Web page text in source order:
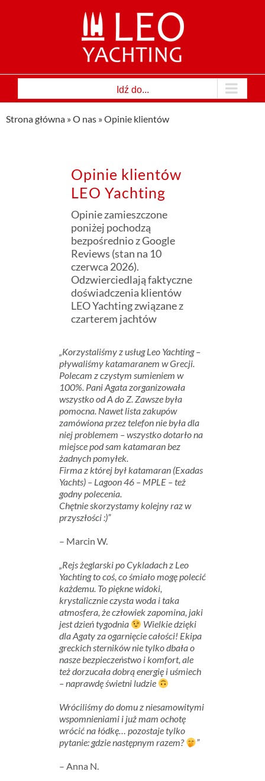
Idź do...
Strona główna »O nas »Opinie klientów
Opinie klientów
LEO Yachting
Opinie zamieszczone
poniżej pochodzą
bezpośrednio z Google
Reviews (stan na 10
czerwca 2026).
Odzwierciedlają faktyczne
doświadczenia klientów
LEO Yachting związane z
czarterem jachtów
„Korzystaliśmy z usług Leo Yachting –
pływaliśmy katamaranem w Grecji.
Polecam z czystym sumieniem w
100%. Pani Agata zorganizowała
wszystko od A do Z. Zawsze była
pomocna. Nawet lista zakupów
zamówiona przez telefon nie była dla
niej problemem – wszystko dotarło na
miejsce pod sam katamaran bez
żadnych pomyłek.
Firma z której był katamaran (Exadas
Yachts) – Lagoon 46 – MPLE – też
godny polecenia.
Chętnie skorzystamy kolejny raz w
przyszłości :)”
– Marcin W.
„Rejs żeglarski po Cykladach z Leo
Yachting to coś, co śmiało mogę polecić
każdemu. To piękne widoki,
krystalicznie czysta woda i taka
atmosfera, że człowiek zapomina, jaki
jest dzień tygodnia
Wielkie dzięki
dla Agaty za ogarnięcie całości! Ekipa
greckich sterników nie tylko dbała o
nasze bezpieczeństwo i komfort, ale
też dorzucała dobrą energię i uśmiech
– naprawdę świetni ludzie
Wróciliśmy do domu z niesamowitymi
wspomnieniami i już mam ochotę
wrócić na łódkę… pozostaje tylko
pytanie: gdzie następnym razem?
”
– Anna N.